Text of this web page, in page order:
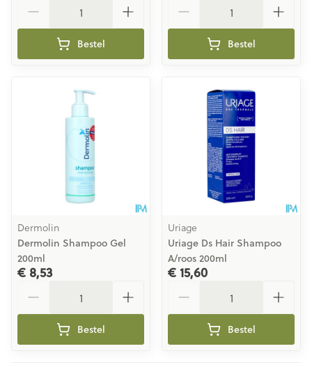
Bestel Bestel
Dermolin
Dermolin Shampoo Gel
200ml
€ 8,53
Bestel
Uriage
Uriage Ds Hair Shampoo
A/roos 200ml
€ 15,60
Bestel